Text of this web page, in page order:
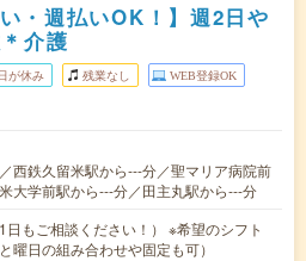
・週払いOK！】週2日や
介護
が休み 残業なし WEB登録OK
西鉄久留米駅から---分／聖マリア病院前
大学前駅から---分／田主丸駅から---分
もご相談ください！） ※希望のシフト
曜日の組み合わせや固定も可）